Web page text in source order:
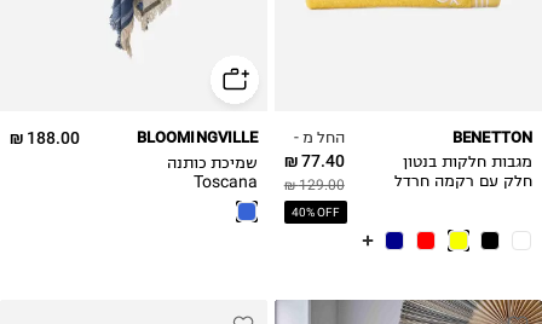
החל מ -
77.40 ₪
129.00 ₪
40% OFF
BENETTON
מגבות חלקות בנטון
חלק עם רקמה חרדל
188.00 ₪ BLOOMINGVILLE
שמיכת כותנה
Toscana